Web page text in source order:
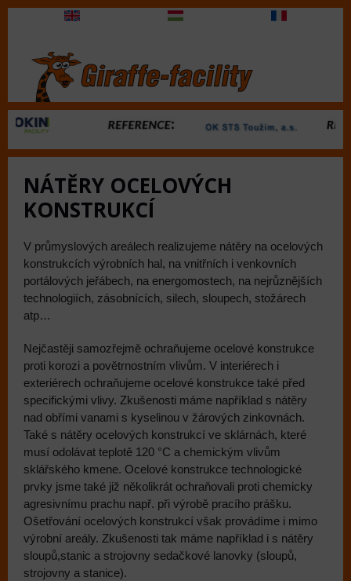
NÁTĚRY OCELOVÝCH
KONSTRUKCÍ
V průmyslových areálech realizujeme nátěry na ocelových
konstrukcích výrobních hal, na vnitřních i venkovních
portálových jeřábech, na energomostech, na nejrůznějších
technologiích, zásobnících, silech, sloupech, stožárech
atp…
Nejčastěji samozřejmě ochraňujeme ocelové konstrukce
proti korozi a povětrnostním vlivům. V interiérech i
exteriérech ochraňujeme ocelové konstrukce také před
specifickými vlivy. Zkušenosti máme například s nátěry
nad obřími vanami s kyselinou v žárových zinkovnách.
Také s nátěry ocelových konstrukcí ve sklárnách, které
musí odolávat teplotě 120 °C a chemickým vlivům
sklářského kmene. Ocelové konstrukce technologické
prvky jsme také již několikrát ochraňovali proti chemicky
agresivnímu prachu např. při výrobě pracího prášku.
Ošetřování ocelových konstrukcí však provádíme i mimo
výrobní areály. Zkušenosti tak máme například i s nátěry
sloupů,stanic a strojovny sedačkové lanovky (sloupů,
strojovny a stanice).